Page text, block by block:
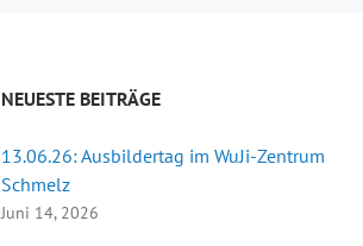
NEUESTE BEITRÄGE
13.06.26: Ausbildertag im WuJi-Zentrum
Schmelz
Juni 14, 2026